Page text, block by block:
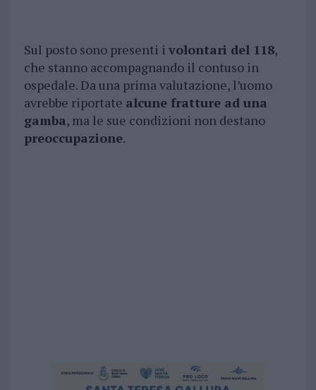
Sul posto sono presenti i volontari del 118,
che stanno accompagnando il contuso in
ospedale. Da una prima valutazione, l’uomo
avrebbe riportate alcune fratture ad una
gamba, ma le sue condizioni non destano
preoccupazione.